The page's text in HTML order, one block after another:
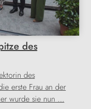
des
des
erste Frau an der
wurde sie nun …